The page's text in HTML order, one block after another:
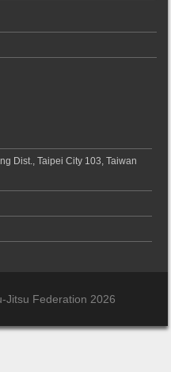
Dist., Taipei City 103, Taiwan
Jitsu Federation 2026